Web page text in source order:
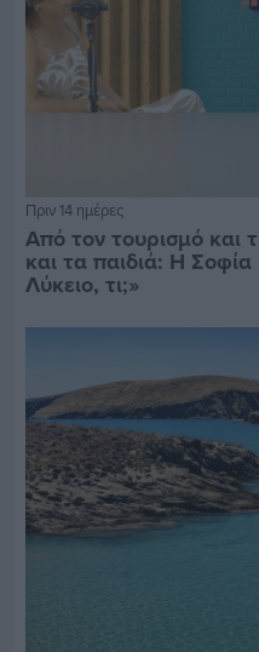
Πριν 14 ημέρες
Από τον τουρισμό και
και τα παιδιά: Η
Λύκειο, τι;»